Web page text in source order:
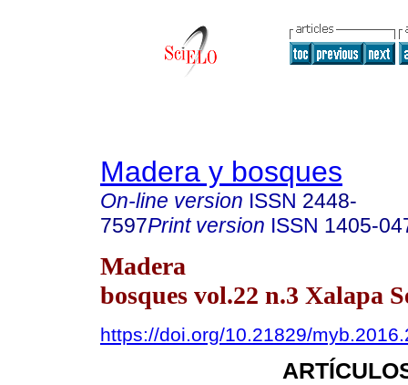
Madera y bosques
On-line version ISSN 2448-
7597Print version ISSN 1405-
Madera
bosques vol.22 n.3 Xalapa
https://doi.org/10.21829/